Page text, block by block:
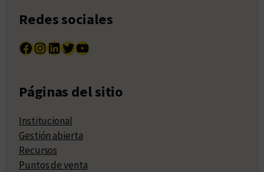
Redes sociales
Facebook InstagramLinkedIn Twitter YouTube
Páginas del sitio
Institucional
Gestión abierta
Recursos
Puntos de venta